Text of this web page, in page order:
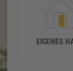
EIGENES